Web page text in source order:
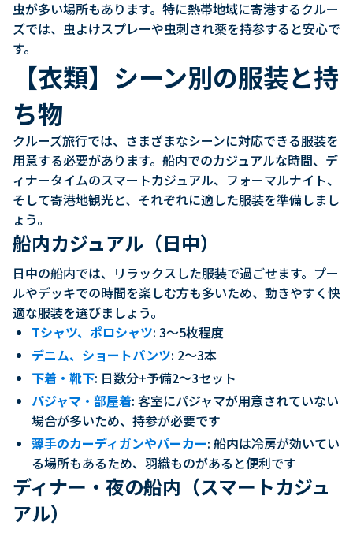
虫が多い場所もあります。特に熱帯地域に寄港するクルー
ズでは、虫よけスプレーや虫刺され薬を持参すると安心で
す。
【衣類】シーン別の服装と持
ち物
クルーズ旅行では、さまざまなシーンに対応できる服装を
用意する必要があります。船内でのカジュアルな時間、デ
ィナータイムのスマートカジュアル、フォーマルナイト、
そして寄港地観光と、それぞれに適した服装を準備しまし
ょう。
船内カジュアル（日中）
日中の船内では、リラックスした服装で過ごせます。プー
ルやデッキでの時間を楽しむ方も多いため、動きやすく快
適な服装を選びましょう。
Tシャツ、ポロシャツ: 3〜5枚程度
デニム、ショートパンツ: 2〜3本
下着・靴下: 日数分+予備2〜3セット
パジャマ・部屋着: 客室にパジャマが用意されていない
場合が多いため、持参が必要です
薄手のカーディガンやパーカー: 船内は冷房が効いてい
る場所もあるため、羽織ものがあると便利です
ディナー・夜の船内（スマートカジュ
アル）